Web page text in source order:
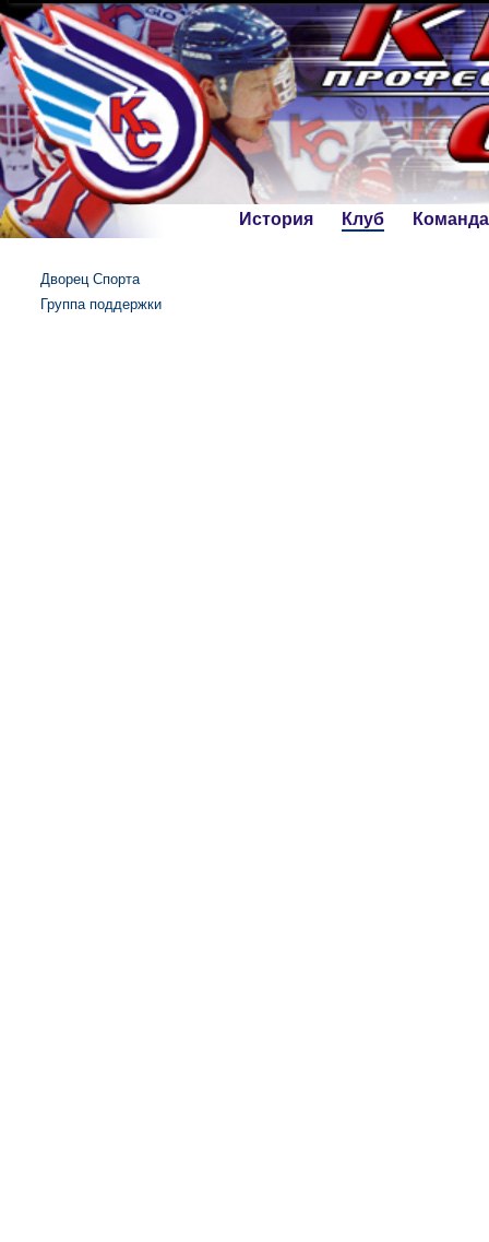
История Клуб Команда
Дворец Спорта
Группа поддержки